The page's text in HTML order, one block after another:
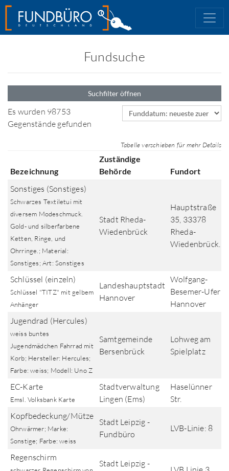
Fundsuche
Suchfilter öffnen
Es wurden 98753
Gegenstände gefunden
Sortierfeld
Tabelle verschieben für mehr Details
Bezeichnung
Zuständige
Behörde
Fundort
Sonstiges (Sonstiges)
Schwarzes Textiletui mit
diversem Modeschmuck.
Gold- und silberfarbene
Ketten, Ringe, und
Ohrringe.; Material:
Sonstiges; Art: Sonstiges
Stadt Rheda-
Wiedenbrück
Hauptstraße
35, 33378
Rheda-
Wiedenbrück.
Schlüssel (einzeln)
Schlüssel "TITZ" mit gelbem
Anhänger
Landeshauptstadt
Hannover
Wolfgang-
Besemer-Ufer
Hannover
Jugendrad (Hercules)
weiss buntes
Jugendmädchen Fahrrad mit
Korb; Hersteller: Hercules;
Farbe: weiss; Modell: Uno Z
Samtgemeinde
Bersenbrück
Lohweg am
Spielplatz
EC-Karte
Emsl. Volksbank Karte
Stadtverwaltung
Lingen (Ems)
Haselünner
Str.
Kopfbedeckung/Mütze
Ohrwärmer; Marke:
Sonstige; Farbe: weiss
Stadt Leipzig -
Fundbüro
LVB-Linie: 8
Regenschirm
Stadt Leipzig -